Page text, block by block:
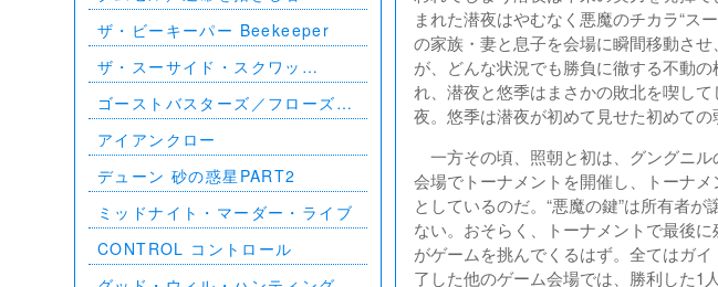
まれた潜夜はやむなく悪魔のチカラ“ス
の家族・妻と息子を会場に瞬間移動さ
が、どんな状況でも勝負に徹する不動
れ、潜夜と悠季はまさかの敗北を喫し
夜。悠季は潜夜が初めて見せた初めての
一方その頃、照朝と初は、グングニ
会場でトーナメントを開催し、トーナ
としているのだ。“悪魔の鍵”は所有者
ない。おそらく、トーナメントで最後
がゲームを挑んでくるはず。全てはガ
了した他のゲーム会場では、勝利した1
ザ・ビーキーパー Beekeeper
ザ・スーサイド・スクワッ
ド ”極”悪党、集結
ゴーストバスターズ／フローズ
ン・サマー
アイアンクロー
デューン 砂の惑星PART2
ミッドナイト・マーダー・ライブ
CONTROL コントロール